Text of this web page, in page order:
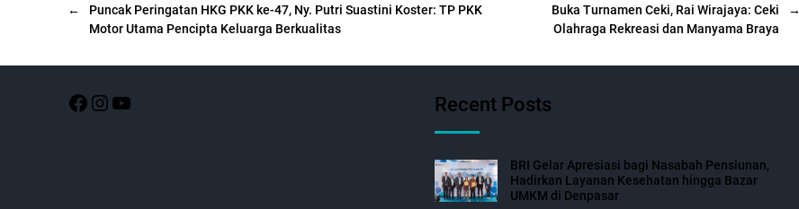
←
Puncak Peringatan HKG PKK ke-47, Ny. Putri Suastini Koster: TP PKK
Motor Utama Pencipta Keluarga Berkualitas
→
Buka Turnamen Ceki, Rai Wirajaya: Ceki
Olahraga Rekreasi dan Manyama Braya
Recent Posts
BRI Gelar Apresiasi bagi Nasabah Pensiunan,
Hadirkan Layanan Kesehatan hingga Bazar
UMKM di Denpasar